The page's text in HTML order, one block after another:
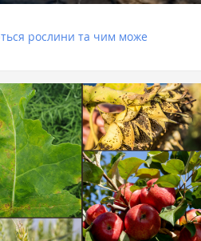
рослини та чим може